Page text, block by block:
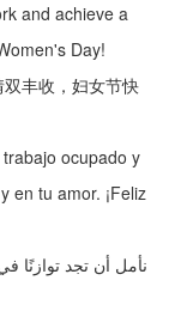
and achieve a
Day!
丰收，妇女节快
ocupado y
en tu amor. ¡Feliz
نأمل أن تجد توازنًا